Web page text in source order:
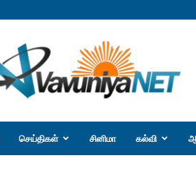
வவுனியா
நெற்
செய்திகள் சினிமா கல்வி